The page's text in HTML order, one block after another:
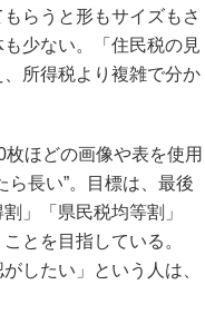
らうと形もサイズもさ
少ない。「住民税の見
所得税より複雑で分か
ほどの画像や表を使用
ら長い”。目標は、最後
」「県民税均等割」
とを目指している。
したい」という人は、